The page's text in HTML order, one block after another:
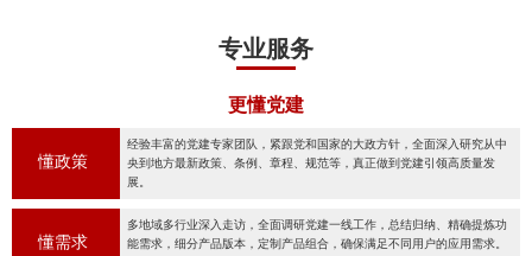
专业服务
更懂党建
懂政策
经验丰富的党建专家团队，紧跟党和国家的大政方针，全面深入研究从中
央到地方最新政策、条例、章程、规范等，真正做到党建引领高质量发
展。
懂需求
多地域多行业深入走访，全面调研党建一线工作，总结归纳、精确提炼功
能需求，细分产品版本，定制产品组合，确保满足不同用户的应用需求。